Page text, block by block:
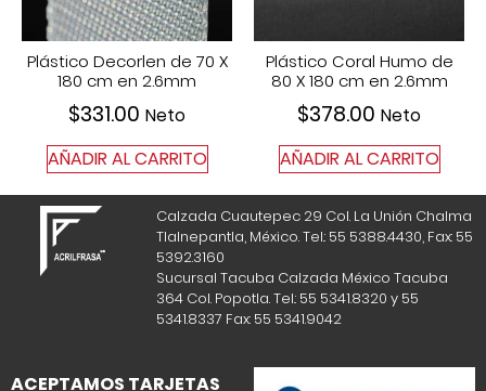
Plástico Decorlen de 70 X
180 cm en 2.6mm
$331.00 Neto
AÑADIR AL CARRITO
Plástico Coral Humo de
80 X 180 cm en 2.6mm
$378.00 Neto
AÑADIR AL CARRITO
Calzada Cuautepec 29 Col. La Unión Chalma
Tlalnepantla, México. Tel.: 55 5388.4430, Fax: 55
5392.3160
Sucursal Tacuba Calzada México Tacuba
364 Col. Popotla. Tel.: 55 5341.8320 y 55
5341.8337 Fax: 55 5341.9042
ACEPTAMOS TARJETAS